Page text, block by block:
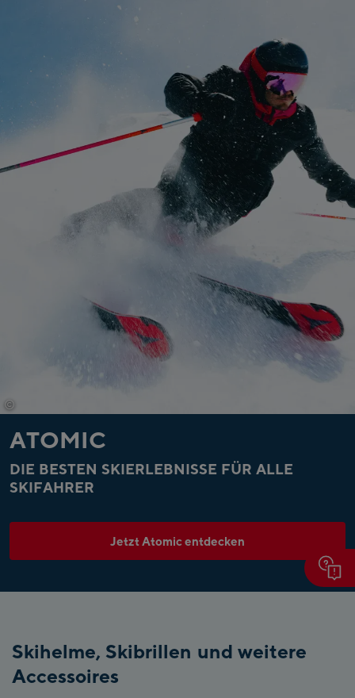
©
ATOMIC
DIE BESTEN SKIERLEBNISSE FÜR ALLE
SKIFAHRER
Jetzt Atomic entdecken
Skihelme, Skibrillen und weitere
Accessoires